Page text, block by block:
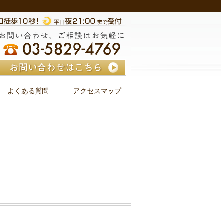
よくある質問 アクセスマップ